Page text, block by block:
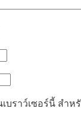
ราว์เซอร์นี้ สำห